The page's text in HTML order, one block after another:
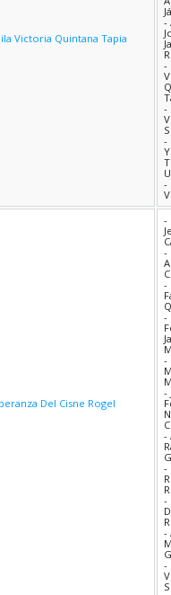
Victoria Quintana Tapia
-
-
-
-
-
Del Cisne Rogel
-
-
-
-
-
-
-
-
-
-
-